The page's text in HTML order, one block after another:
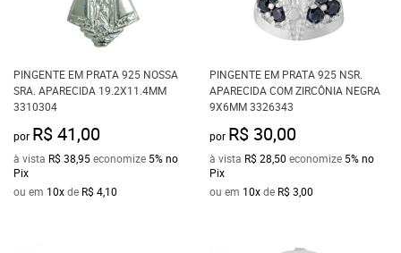
PINGENTE EM PRATA 925 NOSSA
SRA. APARECIDA 19.2X11.4MM
3310304
por R$ 41,00
à vista R$ 38,95economize 5%no
Pix
ou em 10xde R$ 4,10
PINGENTE EM PRATA 925 NSR.
APARECIDA COM ZIRCÔNIA NEGRA
9X6MM 3326343
por R$ 30,00
à vista R$ 28,50 economize 5%no
Pix
ou em 10xde R$ 3,00